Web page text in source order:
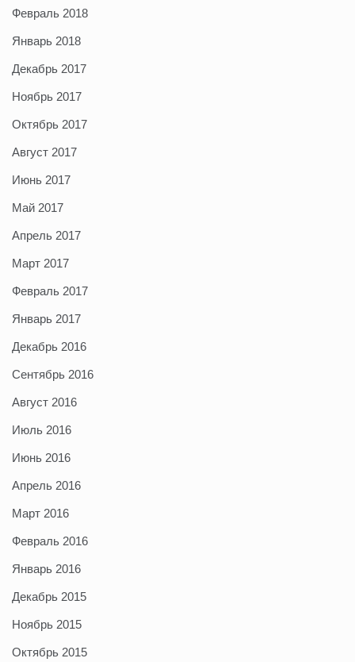
Февраль 2018
Январь 2018
Декабрь 2017
Ноябрь 2017
Октябрь 2017
Август 2017
Июнь 2017
Май 2017
Апрель 2017
Март 2017
Февраль 2017
Январь 2017
Декабрь 2016
Сентябрь 2016
Август 2016
Июль 2016
Июнь 2016
Апрель 2016
Март 2016
Февраль 2016
Январь 2016
Декабрь 2015
Ноябрь 2015
Октябрь 2015